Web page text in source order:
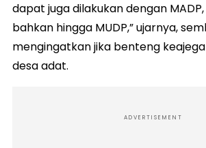
dapat juga dilakukan dengan MADP,
bahkan hingga MUDP,” ujarnya,
mengingatkan jika benteng
desa adat.
ADVERTISEMENT